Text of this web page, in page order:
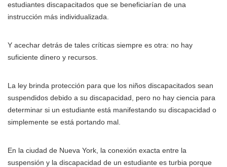
estudiantes discapacitados que se beneficiarían de una
instrucción más individualizada.
Y acechar detrás de tales críticas siempre es otra: no hay
suficiente dinero y recursos.
La ley brinda protección para que los niños discapacitados sean
suspendidos debido a su discapacidad, pero no hay ciencia para
determinar si un estudiante está manifestando su discapacidad o
simplemente se está portando mal.
En la ciudad de Nueva York, la conexión exacta entre la
suspensión y la discapacidad de un estudiante es turbia porque